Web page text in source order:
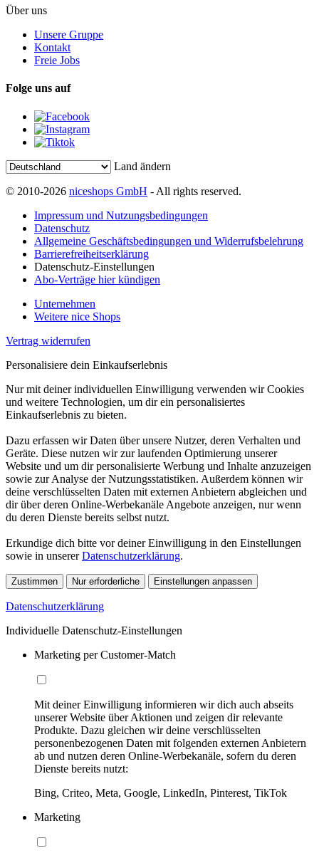
Über uns
Unsere Gruppe
Kontakt
Freie Jobs
Folge uns auf
Land ändern
© 2010-2026 niceshops GmbH - All rights reserved.
Impressum und Nutzungsbedingungen
Datenschutz
Allgemeine Geschäftsbedingungen und Widerrufsbelehrung
Barrierefreiheitserklärung
Datenschutz-Einstellungen
Abo-Verträge hier kündigen
Unternehmen
Weitere nice Shops
Vertrag widerrufen
Personalisiere dein Einkaufserlebnis
Nur mit deiner individuellen Einwilligung verwenden wir Cookies
und weitere Technologien, um dir ein personalisiertes
Einkaufserlebnis zu bieten.
Dazu erfassen wir Daten über unsere Nutzer, deren Verhalten und
Geräte. Diese nutzen wir zur laufenden Optimierung unserer
Website und um dir personalisierte Werbung und Inhalte anzuzeigen
sowie zur Analyse der Nutzungsstatistiken. Außerdem können wir
deine verschlüsselten Daten mit externen Anbietern abgleichen und
dir über deren Online-Werbekanäle Angebote anzeigen, nur wenn
du deren Dienste bereits selbst nutzt.
Erkundige dich bitte vor deiner Einwilligung in den Einstellungen
sowie in unsererDatenschutzerklärung.
Zustimmen Nur erforderliche Einstellungen anpassen
Datenschutzerklärung
Individuelle Datenschutz-Einstellungen
Marketing per Customer-Match
Mit deiner Einwilligung informieren wir dich auch abseits
unserer Website über Aktionen und zeigen dir relevante
Produkte. Dazu gleichen wir deine verschlüsselten
personenbezogenen Daten mit folgenden externen Anbietern
ab und nutzen deren Online-Werbekanäle, sofern du deren
Dienste bereits nutzt:
Bing, Criteo, Meta, Google, LinkedIn, Pinterest, TikTok
Marketing